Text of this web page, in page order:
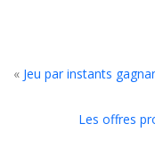
« Jeu par instants
Les offres